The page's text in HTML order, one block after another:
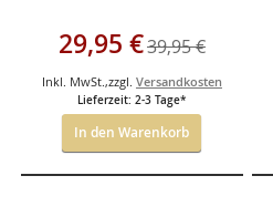
Sonderangebot
29,95 €39,95 €
Inkl. MwSt. ,zzgl. Versandkosten
Lieferzeit: 2-3 Tage*
In den Warenkorb